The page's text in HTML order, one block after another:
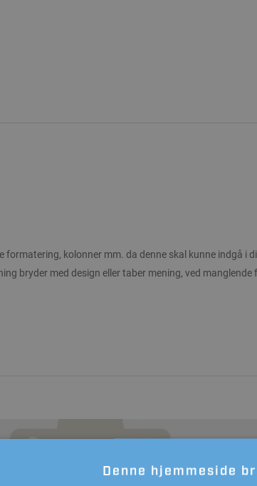
formatering, kolonner mm. da denne skal kunne indgå i
bryder med design eller taber mening, ved manglende
Denne hjemmeside